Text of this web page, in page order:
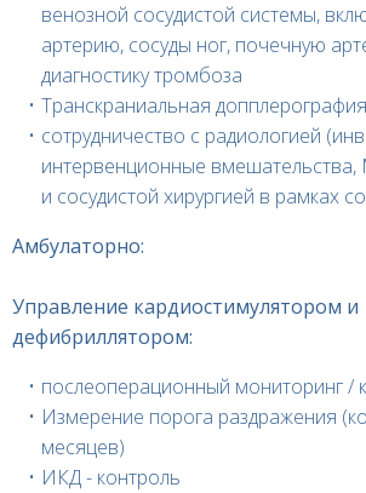
венозной сосудистой системы,
артерию, сосуды ног, почечную
диагностику тромбоза
Транскраниальная
сотрудничество с радиологией
интервенционные
и сосудистой хирургией в рамках
Амбулаторно:
Управление кардиостимулятором и
дефибриллятором:
послеоперационный мониторинг /
Измерение порога раздражения
месяцев)
ИКД - контроль